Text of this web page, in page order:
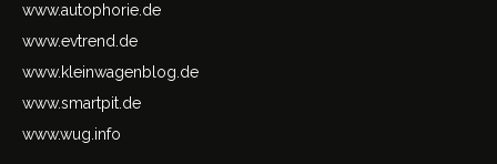
www.autophorie.de
www.evtrend.de
www.kleinwagenblog.de
www.smartpit.de
www.wug.info